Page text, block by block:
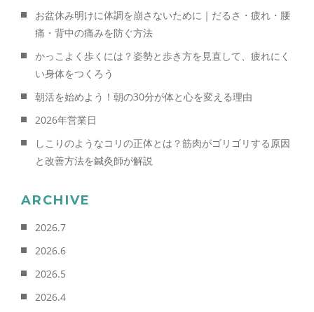
お盆休み明けに体調を崩さないために｜だるさ・疲れ・腰
痛・背中の痛みを防ぐ方法
かっこよく歩くには？姿勢と歩き方を見直して、疲れにく
い身体をつくろう
朝活を始めよう！朝の30分が体と心を変える理由
2026年営業日
しこりのようなコリの正体とは？筋肉がゴリゴリする原因
と改善方法を鍼灸師が解説
ARCHIVE
2026.7
2026.6
2026.5
2026.4